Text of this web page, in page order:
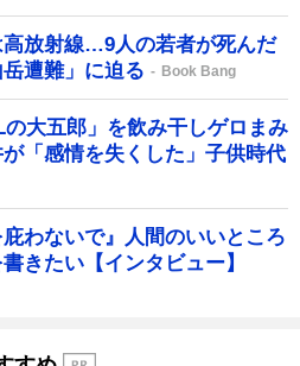
放射線…9人の若者が死んだ
岳遭難」に迫る
Book Bang
大五郎」を飲み干しゲロまみ
「感情を失くした」子供時代
わないで』人間のいいところ
きたい【インタビュー】